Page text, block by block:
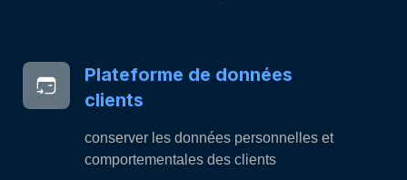
Plateforme de données
clients
conserver les données personnelles et
comportementales des clients